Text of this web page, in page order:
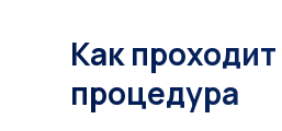
Как проходит
процедура